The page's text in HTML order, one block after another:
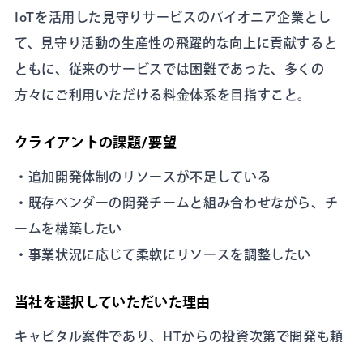
IoTを活用した見守りサービスのパイオニア企業とし
て、見守り活動の生産性の飛躍的な向上に貢献すると
ともに、従来のサービスでは困難であった、多くの
方々にご利用いただける料金体系を目指すこと。
クライアントの課題/要望
・追加開発体制のリソースが不足している
・既存ベンダーの開発チームと組み合わせながら、チ
ームを構築したい
・事業状況に応じて柔軟にリソースを調整したい
当社を選択していただいた理由
キャピタル案件であり、HTからの投資次第で開発も頼